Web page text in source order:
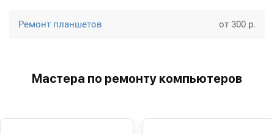
Ремонт планшетов от 300 р.
Мастера по ремонту компьютеров